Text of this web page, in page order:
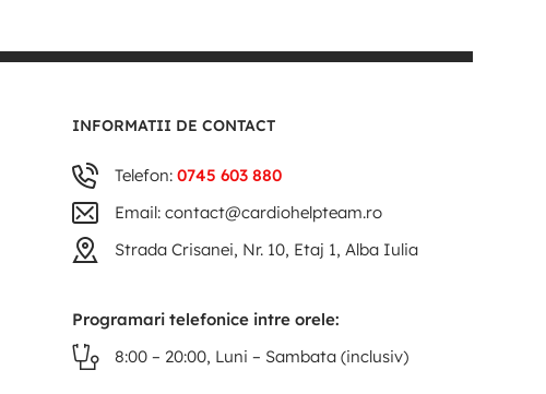
INFORMATII DE CONTACT
Telefon:0745 603 880
Email: contact@cardiohelpteam.ro
Strada Crisanei, Nr. 10, Etaj 1, Alba Iulia
Programari telefonice intre orele:
8:00 – 20:00, Luni – Sambata (inclusiv)